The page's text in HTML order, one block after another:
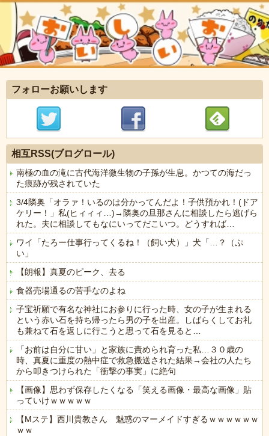
フォローお願いします
相互RSS(ブログロール)
南極の血の滝に古代海洋微生物の子孫が生息。かつての海だっ
た痕跡が残されていた
3/4隣奥「オラァ！いるのは分かってんだよ！子供預かれ！(ドア
ケリー！」私(ヒィィィ…)→隣奥の旦那さんに相談したら逃げら
れた。夫に相談してもなにいってだこいつ。どうすれば…
ワイ「たろー仕事行ってくるね！（飼い犬）」犬「…？（ぷ
い」
【朗報】真夏のピーク、去る
食器売場通るの苦手なのよね
子宝祈願で有名な神社にお参りに行った時、女の子が生まれる
という赤い石を持ち帰ったら男の子を出産。しばらくしてお礼
も兼ねて石を返しに行こうと思って石を見ると…
「お前は自分に甘い」と家族に責められ育った私…３０歳の
時、真夏に重度の熱中症で救急搬送された結果→会社の人たち
から叩きつけられた「衝撃の事実」に絶句
【画像】思わず保存したくなる「笑える画像・最高な画像」貼
っていけｗｗｗｗｗ
【Mステ】西川貴教さん 魅惑のマーメイドすぎるｗｗｗｗｗｗ
ｗｗ